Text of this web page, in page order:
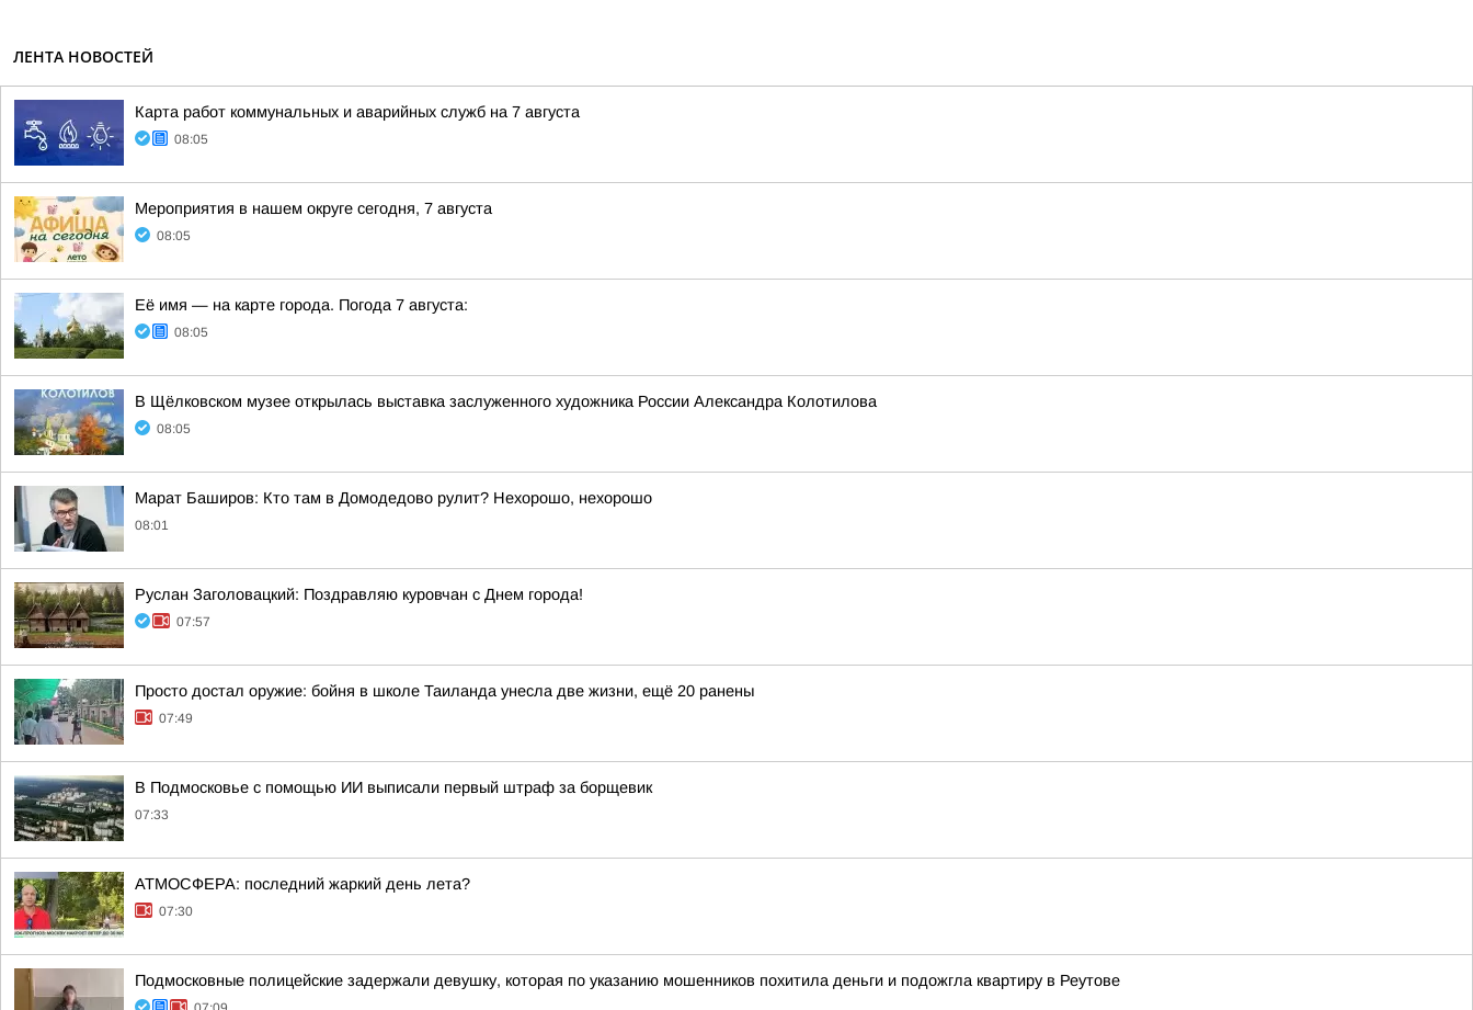
ЛЕНТА НОВОСТЕЙ
Карта работ коммунальных и аварийных служб на 7 августа
08:05
Мероприятия в нашем округе сегодня, 7 августа
08:05
Её имя — на карте города. Погода 7 августа:
08:05
В Щёлковском музее открылась выставка заслуженного художника России Александра Колотилова
08:05
Марат Баширов: Кто там в Домодедово рулит? Нехорошо, нехорошо
08:01
Руслан Заголовацкий: Поздравляю куровчан с Днем города!
07:57
Просто достал оружие: бойня в школе Таиланда унесла две жизни, ещё 20 ранены
07:49
В Подмосковье с помощью ИИ выписали первый штраф за борщевик
07:33
АТМОСФЕРА: последний жаркий день лета?
07:30
Подмосковные полицейские задержали девушку, которая по указанию мошенников похитила деньги и подожгла квартиру в Реутове